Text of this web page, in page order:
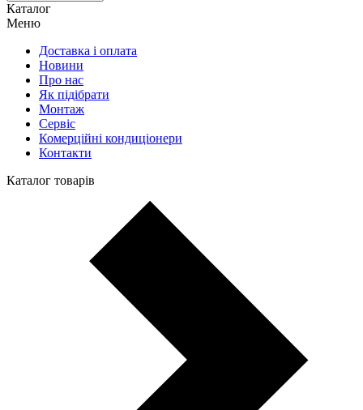
Каталог
Меню
Доставка і оплата
Новини
Про нас
Як підібрати
Монтаж
Сервіс
Комерційні кондиціонери
Контакти
Каталог товарів